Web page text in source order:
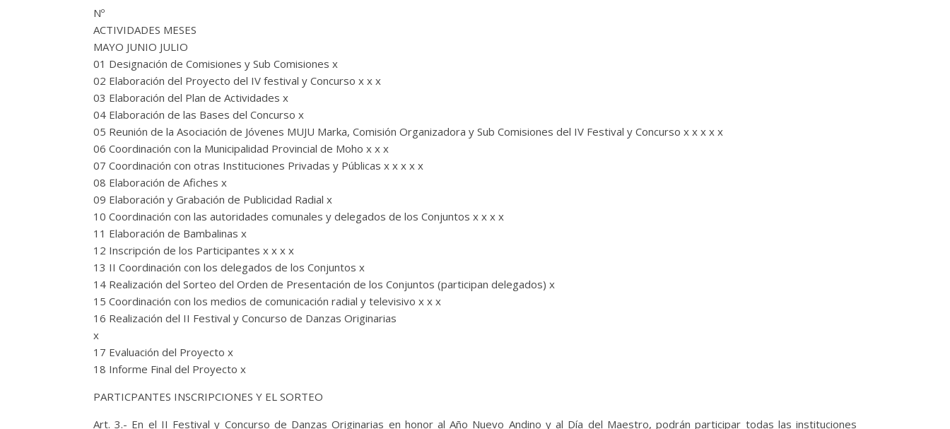
Nº
ACTIVIDADES MESES
MAYO JUNIO JULIO
01 Designación de Comisiones y Sub Comisiones x
02 Elaboración del Proyecto del IV festival y Concurso x x x
03 Elaboración del Plan de Actividades x
04 Elaboración de las Bases del Concurso x
05 Reunión de la Asociación de Jóvenes MUJU Marka, Comisión Organizadora y Sub Comisiones del IV Festival y Concurso x x x x x
06 Coordinación con la Municipalidad Provincial de Moho x x x
07 Coordinación con otras Instituciones Privadas y Públicas x x x x x
08 Elaboración de Afiches x
09 Elaboración y Grabación de Publicidad Radial x
10 Coordinación con las autoridades comunales y delegados de los Conjuntos x x x x
11 Elaboración de Bambalinas x
12 Inscripción de los Participantes x x x x
13 II Coordinación con los delegados de los Conjuntos x
14 Realización del Sorteo del Orden de Presentación de los Conjuntos (participan delegados) x
15 Coordinación con los medios de comunicación radial y televisivo x x x
16 Realización del II Festival y Concurso de Danzas Originarias
x
17 Evaluación del Proyecto x
18 Informe Final del Proyecto x
PARTICPANTES INSCRIPCIONES Y EL SORTEO
Art. 3.- En el II Festival y Concurso de Danzas Originarias en honor al Año Nuevo Andino y al Día del Maestro, podrán participar todas las instituciones